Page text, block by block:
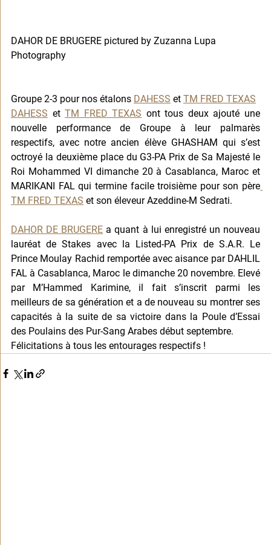
DAHOR DE BRUGERE pictured by Zuzanna Lupa
Photography
Groupe 2-3 pour nos étalons DAHESS et TM FRED TEXAS
DAHESS et TM FRED TEXAS ont tous deux ajouté une
nouvelle performance de Groupe à leur palmarès
respectifs, avec notre ancien élève GHASHAM qui s’est
octroyé la deuxième place du G3-PA Prix de Sa Majesté le
Roi Mohammed VI dimanche 20 à Casablanca, Maroc et
MARIKANI FAL qui termine facile troisième pour son père
TM FRED TEXAS et son éleveur Azeddine-M Sedrati.
DAHOR DE BRUGERE a quant à lui enregistré un nouveau
lauréat de Stakes avec la Listed-PA Prix de S.A.R. Le
Prince Moulay Rachid remportée avec aisance par DAHLIL
FAL à Casablanca, Maroc le dimanche 20 novembre. Elevé
par M’Hammed Karimine, il fait s’inscrit parmi les
meilleurs de sa génération et a de nouveau su montrer ses
capacités à la suite de sa victoire dans la Poule d’Essai
des Poulains des Pur-Sang Arabes début septembre.
Félicitations à tous les entourages respectifs !